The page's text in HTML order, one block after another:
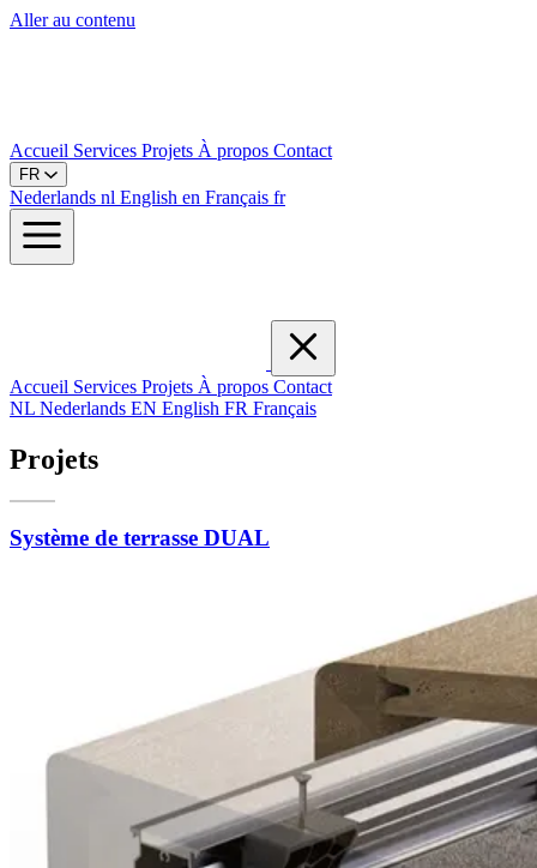
Aller au contenu
Accueil Services Projets À propos Contact
FR
Nederlands nl English en Français fr
Accueil Services Projets À propos Contact
NL Nederlands EN English FR Français
Projets
Système de terrasse DUAL